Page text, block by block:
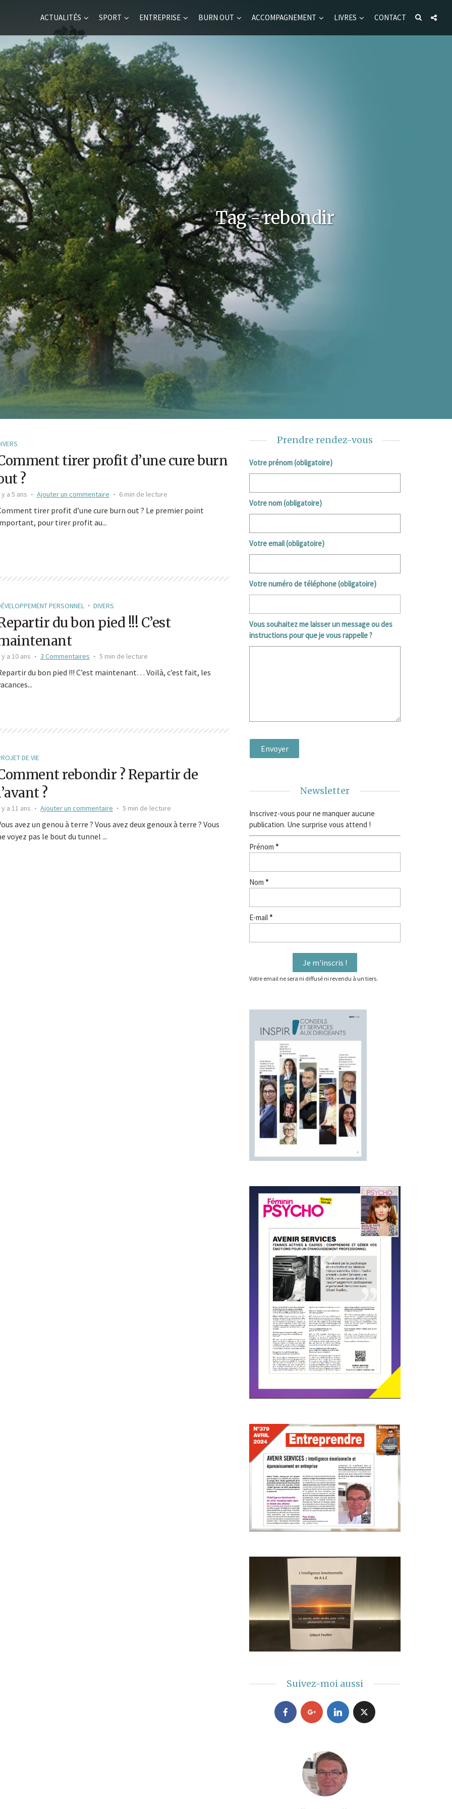
ACTUALITÉS SPORT ENTREPRISE BURN OUT ACCOMPAGNEMENT LIVRES CONTACT
Tag - rebondir
tirer profit d’une cure burn
?
y a 5 ans Ajouter un commentaire 6 min de lecture
tirer profit d’une cure burn out ? Le premier point
pour tirer profit au...
PERSONNEL DIVERS
du bon pied !!! C’est
y a 10 ans 3 Commentaires 5 min de lecture
du bon pied !!! C’est maintenant… Voilà, c’est fait, les
DE VIE
rebondir ? Repartir de
?
y a 11 ans Ajouter un commentaire 5 min de lecture
avez un genou à terre ? Vous avez deux genoux à terre ? Vous
voyez pas le bout du tunnel ...
Prendre rendez-vous
Votre prénom (obligatoire)
Votre nom (obligatoire)
Votre email (obligatoire)
Votre numéro de téléphone (obligatoire)
Vous souhaitez me laisser un message ou des
instructions pour que je vous rappelle ?
Newsletter
Inscrivez-vous pour ne manquer aucune
publication. Une surprise vous attend !
Prénom *
Nom *
E-mail *
Votre email ne sera ni diffusé ni revendu à un tiers.
Suivez-moi aussi